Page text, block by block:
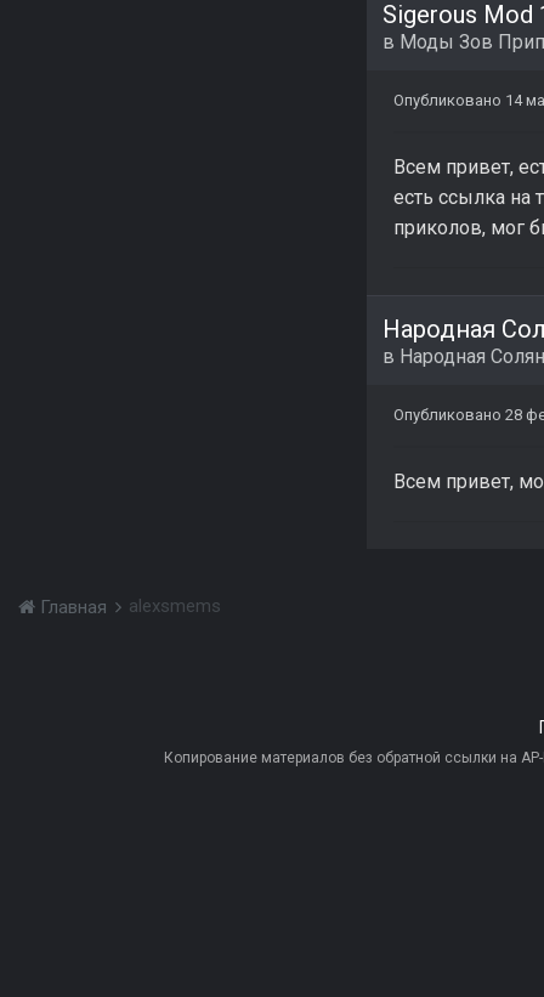
Sigerous Mod
в Моды Зов
Опубликовано 14
Всем привет,
есть ссылка на
приколов, мог
Народная
в Народная
Опубликовано 28
Всем привет,
Главная alexsmems
Копирование материалов без обратной ссылки на